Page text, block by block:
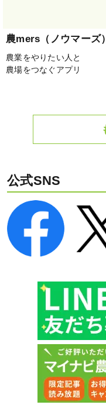
農mers（ノウマーズ）
農業をやりたい人と
農場をつなぐアプリ
公式SNS